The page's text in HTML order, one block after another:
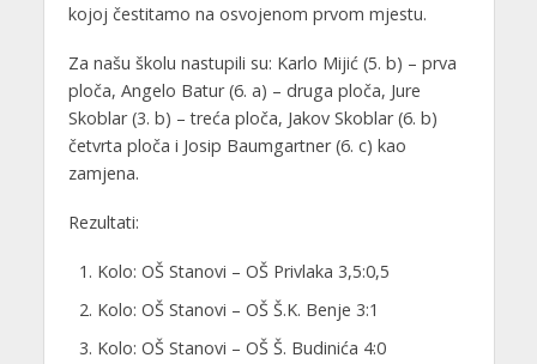
kojoj čestitamo na osvojenom prvom mjestu.
Za našu školu nastupili su: Karlo Mijić (5. b) – prva
ploča, Angelo Batur (6. a) – druga ploča, Jure
Skoblar (3. b) – treća ploča, Jakov Skoblar (6. b)
četvrta ploča i Josip Baumgartner (6. c) kao
zamjena.
Rezultati:
Kolo: OŠ Stanovi – OŠ Privlaka 3,5:0,5
Kolo: OŠ Stanovi – OŠ Š.K. Benje 3:1
Kolo: OŠ Stanovi – OŠ Š. Budinića 4:0